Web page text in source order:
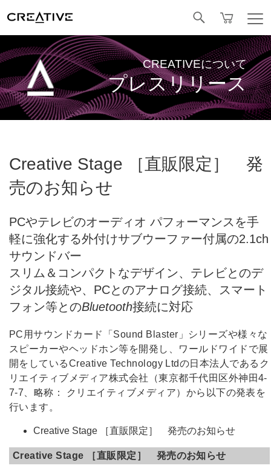
CREATIVEについて
プレスリリース
Creative Stage ［直販限定］ 発
売のお知らせ
PCやテレビのオーディオ パフォーマンスを手
軽に強化する外付けサブウーファー付属の2.1ch
サウンドバー
スリム＆コンパクトなデザイン、テレビとのデ
ジタル接続や、PCとのアナログ接続、スマート
フォン等とのBluetooth接続に対応
PC用サウンドカード「Sound Blaster」シリーズや様々な
スピーカーやヘッドホン等を開発し、ワールドワイドで展
開をしているCreative Technology Ltdの日本法人であるク
リエイティブメディア株式会社（東京都千代田区外神田4-
7-7、略称： クリエイティブメディア）から以下の発表を
行います。
Creative Stage ［直販限定］ 発売のお知らせ
Creative Stage ［直販限定］ 発売のお知らせ
Facebook